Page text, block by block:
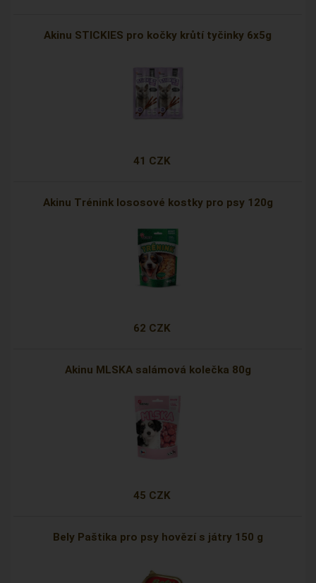
Akinu STICKIES pro kočky krůtí tyčinky 6x5g
41 CZK
Akinu Trénink lososové kostky pro psy 120g
62 CZK
Akinu MLSKA salámová kolečka 80g
45 CZK
Bely Paštika pro psy hovězí s játry 150 g